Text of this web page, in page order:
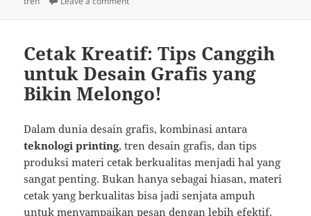
Cetak Kreatif: Tips Canggih
untuk Desain Grafis yang
Bikin Melongo!
Dalam dunia desain grafis, kombinasi antara
teknologi printing, tren desain grafis, dan tips
produksi materi cetak berkualitas menjadi hal yang
sangat penting. Bukan hanya sebagai hiasan, materi
cetak yang berkualitas bisa jadi senjata ampuh
untuk menyampaikan pesan dengan lebih efektif.